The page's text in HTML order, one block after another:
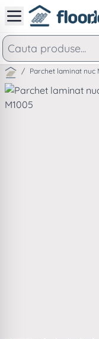
Mergeti la Continut
/ Parchet laminat nuc